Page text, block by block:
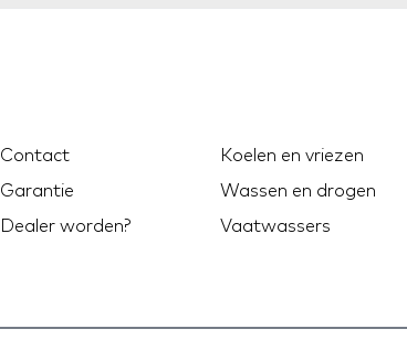
Contact
Garantie
Dealer worden?
Koelen en vriezen
Wassen en drogen
Vaatwassers